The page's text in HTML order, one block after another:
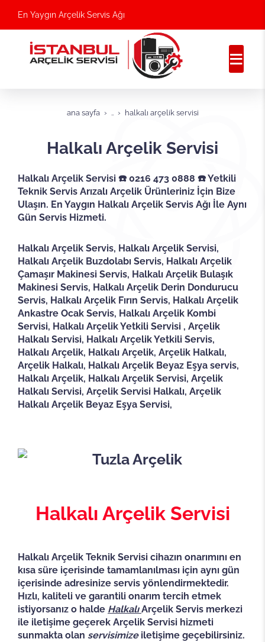
En Yaygın Arçelik Servis Ağı
ana sayfa .. halkalı arçelik servisi
Halkalı Arçelik Servisi
Halkalı Arçelik Servisi ☎️ 0216 473 0888 ☎️ Yetkili
Teknik Servis Arızalı Arçelik Ürünleriniz İçin Bize
Ulaşın. En Yaygın Halkalı Arçelik Servis Ağı İle Aynı
Gün Servis Hizmeti.
Halkalı Arçelik Servis, Halkalı Arçelik Servisi,
Halkalı Arçelik Buzdolabı Servis, Halkalı Arçelik
Çamaşır Makinesi Servis, Halkalı Arçelik Bulaşık
Makinesi Servis, Halkalı Arçelik Derin Dondurucu
Servis, Halkalı Arçelik Fırın Servis, Halkalı Arçelik
Ankastre Ocak Servis, Halkalı Arçelik Kombi
Servisi, Halkalı Arçelik Yetkili Servisi , Arçelik
Halkalı Servisi, Halkalı Arçelik Yetkili Servis,
Halkalı Arçelik, Halkalı Arçelik, Arçelik Halkalı,
Arçelik Halkalı, Halkalı Arçelik Beyaz Eşya servis,
Halkalı Arçelik, Halkalı Arçelik Servisi, Arçelik
Halkalı Servisi, Arçelik Servisi Halkalı, Arçelik
Halkalı Arçelik Beyaz Eşya Servisi,
Halkalı Arçelik Servisi
Halkalı Arçelik Teknik Servisi cihazın onarımını en
kısa süre içerisinde tamamlanılması için aynı gün
içerisinde adresinize servis yönlendirmektedir.
Hızlı, kaliteli ve garantili onarım tercih etmek
istiyorsanız o halde HalkalıArçelik Servis merkezi
ile iletişime geçerek Arçelik Servisi hizmeti
sunmakta olan servisimize iletişime geçebilirsiniz.